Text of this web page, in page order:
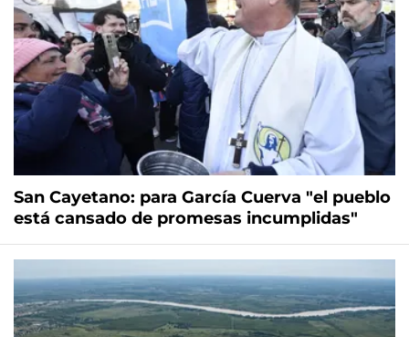
San Cayetano: para García Cuerva "el pueblo
está cansado de promesas incumplidas"